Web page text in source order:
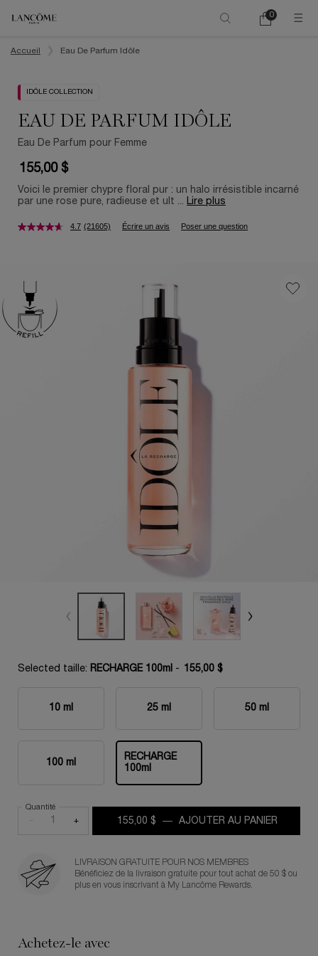
Mon
0
0 product in
Accueil
Eau De Parfum Idôle
IDÔLE COLLECTION
EAU DE PARFUM IDÔLE
Eau De Parfum pour Femme
155,00 $
Voici le premier chypre floral pur : un halo irrésistible incarné
par une rose pure, radieuse et ult ... Lire plus
4.7 (21605) Écrire un avis Poser une question
Selected taille: RECHARGE 100ml - 155,00 $
Selected
10 ml
, 1 of 5 Selected
25 ml
, 2 of 5 Selected
50 ml
, 3 of 5
Selected
100 ml
, 4 of 5
RECHARGE
100ml
Quantité
+ 155,00 $ ― AJOUTER AU PANIEREAU DE
LIVRAISON GRATUITE POUR NOS MEMBRES
Bénéficiez de la livraison gratuite pour tout achat de 50 $ ou
plus en vous inscrivant à My Lancôme Rewards.
Achetez-le avec